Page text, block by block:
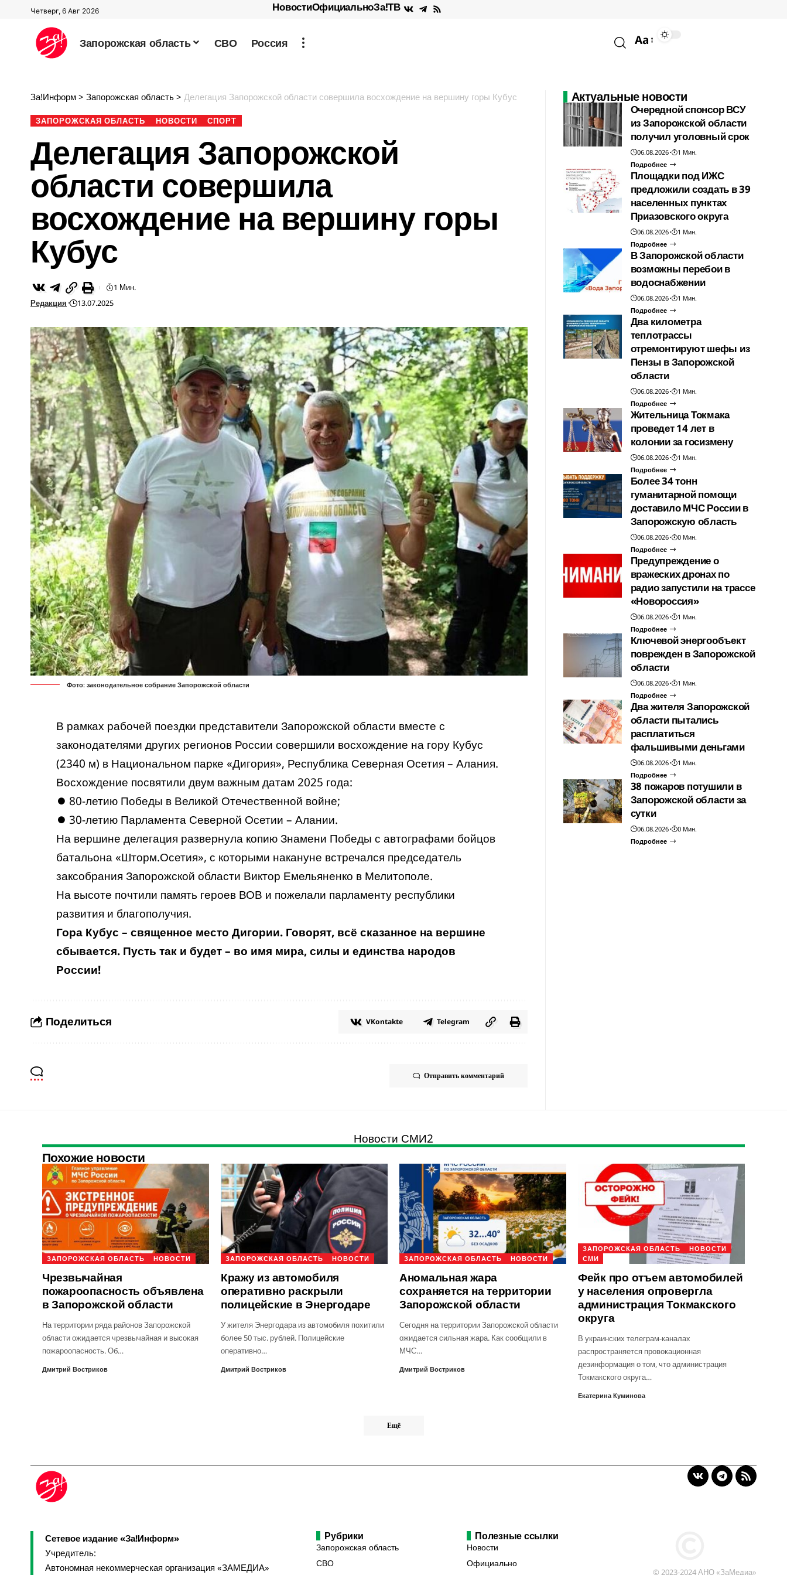
Четверг, 6 Авг 2026 НовостиОфициальноЗа!ТВ
Запорожская область СВО Россия Aa
За!Информ > Запорожская область > Делегация Запорожской области совершила восхождение на вершину горы Кубус
ЗАПОРОЖСКАЯ ОБЛАСТЬ НОВОСТИ СПОРТ
Делегация Запорожской
области совершила
восхождение на вершину горы
Кубус
Редакция 13.07.2025
1 Мин.
Фото: законодательное собрание Запорожской области
В рамках рабочей поездки представители Запорожской области вместе с
законодателями других регионов России совершили восхождение на гору Кубус
(2340 м) в Национальном парке «Дигория», Республика Северная Осетия – Алания.
Восхождение посвятили двум важным датам 2025 года:
⏺ 80-летию Победы в Великой Отечественной войне;
⏺ 30-летию Парламента Северной Осетии – Алании.
На вершине делегация развернула копию Знамени Победы с автографами бойцов
батальона «Шторм.Осетия», с которыми накануне встречался председатель
заксобрания Запорожской области Виктор Емельяненко в Мелитополе.
На высоте почтили память героев ВОВ и пожелали парламенту республики
развития и благополучия.
Гора Кубус – священное место Дигории. Говорят, всё сказанное на вершине
сбывается. Пусть так и будет – во имя мира, силы и единства народов
России!
Поделиться VKontakte Telegram
Отправить комментарий
Актуальные новости
Очередной спонсор ВСУ
из Запорожской области
получил уголовный срок
06.08.2026
1 Мин.
Подробнее
Площадки под ИЖС
предложили создать в 39
населенных пунктах
Приазовского округа
06.08.2026
1 Мин.
Подробнее
В Запорожской области
возможны перебои в
водоснабжении
06.08.2026
1 Мин.
Подробнее
Два километра
теплотрассы
отремонтируют шефы из
Пензы в Запорожской
области
06.08.2026
1 Мин.
Подробнее
Жительница Токмака
проведет 14 лет в
колонии за госизмену
06.08.2026
1 Мин.
Подробнее
Более 34 тонн
гуманитарной помощи
доставило МЧС России в
Запорожскую область
06.08.2026
0 Мин.
Подробнее
Предупреждение о
вражеских дронах по
радио запустили на трассе
«Новороссия»
06.08.2026
1 Мин.
Подробнее
Ключевой энергообъект
поврежден в Запорожской
области
06.08.2026
1 Мин.
Подробнее
Два жителя Запорожской
области пытались
расплатиться
фальшивыми деньгами
06.08.2026
1 Мин.
Подробнее
38 пожаров потушили в
Запорожской области за
сутки
06.08.2026
0 Мин.
Подробнее
Новости СМИ2
Похожие новости
ЗАПОРОЖСКАЯ ОБЛАСТЬ НОВОСТИ
Чрезвычайная
пожароопасность объявлена
в Запорожской области
На территории ряда районов Запорожской
области ожидается чрезвычайная и высокая
пожароопасность. Об…
Дмитрий Востриков
ЗАПОРОЖСКАЯ ОБЛАСТЬ НОВОСТИ
Кражу из автомобиля
оперативно раскрыли
полицейские в Энергодаре
У жителя Энергодара из автомобиля похитили
более 50 тыс. рублей. Полицейские
оперативно…
Дмитрий Востриков
ЗАПОРОЖСКАЯ ОБЛАСТЬ НОВОСТИ
Аномальная жара
сохраняется на территории
Запорожской области
Сегодня на территории Запорожской области
ожидается сильная жара. Как сообщили в
МЧС…
Дмитрий Востриков
ЗАПОРОЖСКАЯ ОБЛАСТЬ
НОВОСТИ
СМИ
Фейк про отъем автомобилей
у населения опровергла
администрация Токмакского
округа
В украинских телеграм-каналах
распространяется провокационная
дезинформация о том, что администрация
Токмакского округа…
Екатерина Куминова
Ещё
Сетевое издание «За!Информ»
Учредитель:
Автономная некоммерческая организация «ЗАМЕДИА»
Рубрики
Запорожская область
СВО
Полезные ссылки
Новости
Официально
© 2023-2024 АНО «ЗаМедиа»